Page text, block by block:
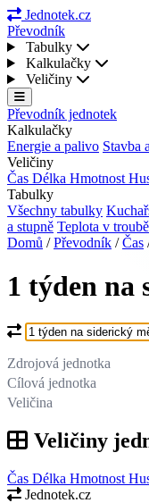
Jednotek.cz
Převodník
Tabulky
Kalkulačky
Veličiny
Převodník jednotek
Kalkulačky
Energie a palivo Stavba
Veličiny
Čas Délka Hmotnost
Tabulky
Všechny tabulky
a stupně Teplota v troubě
Domů / Převodník / Čas
1 týden na
Co chcete převést?
Zdrojová jednotka
Cílová jednotka
Veličina
Veličiny
Čas Délka Hmotnost
Jednotek.cz